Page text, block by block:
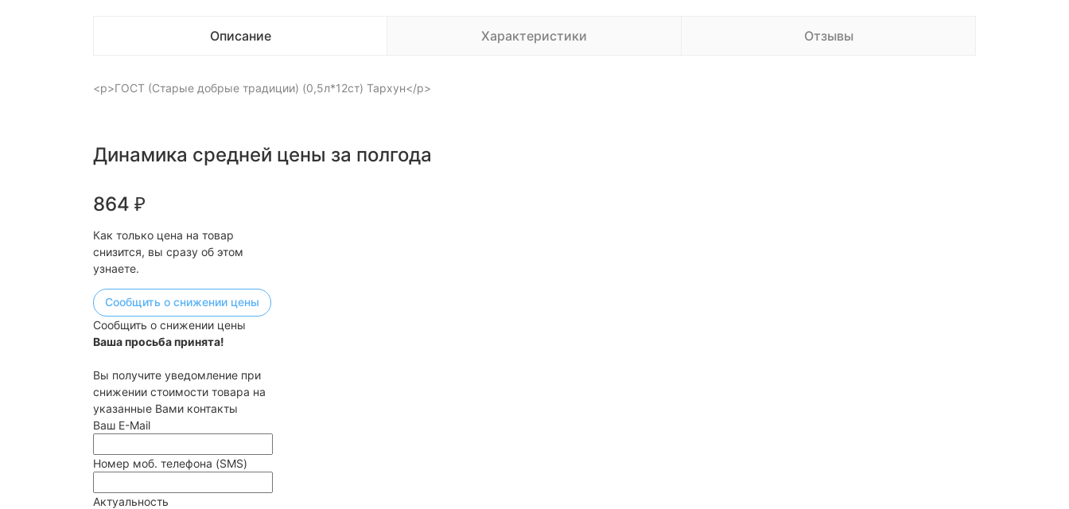
Описание Характеристики Отзывы
<p>ГОСТ (Старые добрые традиции) (0,5л*12ст) Тархун</p>
Динамика средней цены за полгода
864 ₽
Как только цена на товар
снизится, вы сразу об этом
узнаете.
Сообщить о снижении цены
Сообщить о снижении цены
Ваша просьба принята!
Вы получите уведомление при
снижении стоимости товара на
указанные Вами контакты
Ваш E-Mail
Номер моб. телефона (SMS)
Актуальность